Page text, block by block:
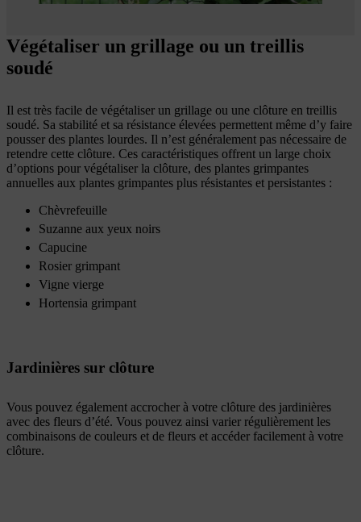
Végétaliser un grillage ou un treillis
soudé
Il est très facile de végétaliser un grillage ou une clôture en treillis
soudé. Sa stabilité et sa résistance élevées permettent même d’y faire
pousser des plantes lourdes. Il n’est généralement pas nécessaire de
retendre cette clôture. Ces caractéristiques offrent un large choix
d’options pour végétaliser la clôture, des plantes grimpantes
annuelles aux plantes grimpantes plus résistantes et persistantes :
Chèvrefeuille
Suzanne aux yeux noirs
Capucine
Rosier grimpant
Vigne vierge
Hortensia grimpant
Jardinières sur clôture
Vous pouvez également accrocher à votre clôture des jardinières
avec des fleurs d’été. Vous pouvez ainsi varier régulièrement les
combinaisons de couleurs et de fleurs et accéder facilement à votre
clôture.